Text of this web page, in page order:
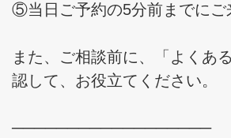
⑤当日ご予約の5分前までにご
また、ご相談前に、「よくあ
認して、お役立てください。
──────────────────